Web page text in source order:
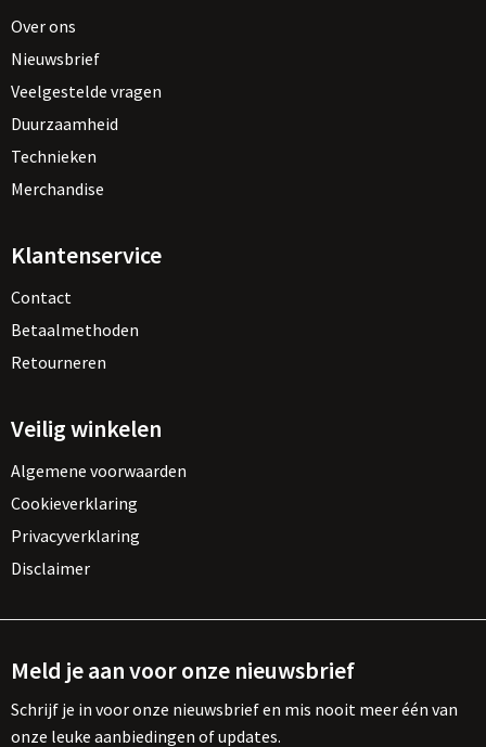
Over ons
Nieuwsbrief
Veelgestelde vragen
Duurzaamheid
Technieken
Merchandise
Klantenservice
Contact
Betaalmethoden
Retourneren
Veilig winkelen
Algemene voorwaarden
Cookieverklaring
Privacyverklaring
Disclaimer
Meld je aan voor onze nieuwsbrief
Schrijf je in voor onze nieuwsbrief en mis nooit meer één van
onze leuke aanbiedingen of updates.